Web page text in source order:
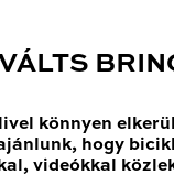
könnyen
hogy
videókkal